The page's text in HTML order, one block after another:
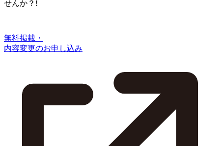
せんか？!
無料掲載・
内容変更のお申し込み